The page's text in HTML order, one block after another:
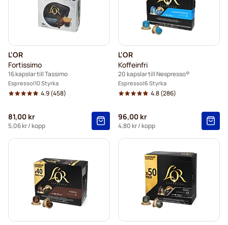
L'OR
Fortissimo
16 kapslar till Tassimo
Espresso 10 Styrka
4.9(458)
81,00 kr
5,06 kr/ kopp
L'OR
Koffeinfri
20 kapslar till Nespresso®
Espresso 6 Styrka
4.8(286)
96,00 kr
4,80 kr/ kopp